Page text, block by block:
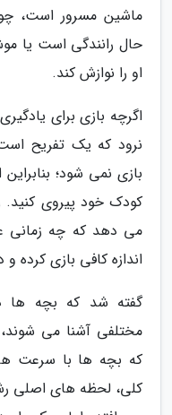
ماشین مسرور است،
حال رانندگی است یا
او را نوازش کند.
اگرچه بازی برای
نرود که یک تفریح است
بازی نمی شود؛
کودک خود پیروی کنید.
می دهد که چه زمانی
اندازه کافی بازی کرده و
گفته شد که بچه ها
مختلفی آشنا می شوند،
که بچه ها با سرعت
کلی، لحظه های اصلی